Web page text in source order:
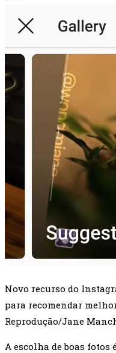
Novo recurso do
para recomendar
Reprodução/Jane
A escolha de boas